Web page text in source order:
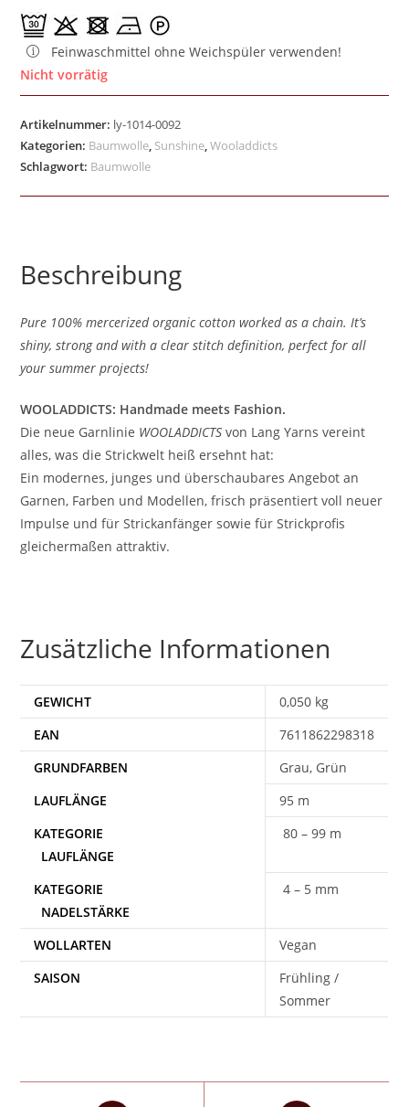
Feinwaschmittel ohne Weichspüler verwenden!
Nicht vorrätig
Artikelnummer: ly-1014-0092
Kategorien: Baumwolle Sunshine ,Wooladdicts
Schlagwort: Baumwolle
Beschreibung
Pure 100% mercerized organic cotton worked as a chain. It’s
shiny, strong and with a clear stitch definition, perfect for all
your summer projects!
WOOLADDICTS: Handmade meets Fashion.
Die neue Garnlinie WOOLADDICTS von Lang Yarns vereint
alles, was die Strickwelt heiß ersehnt hat:
Ein modernes, junges und überschaubares Angebot an
Garnen, Farben und Modellen, frisch präsentiert voll neuer
Impulse und für Strickanfänger sowie für Strickprofis
gleichermaßen attraktiv.
Zusätzliche Informationen
GEWICHT
0,050 kg
EAN
7611862298318
Grau, Grün
95 m
80 – 99 m
4 – 5 mm
WOLLARTEN
Vegan
SAISON
Frühling /
Sommer